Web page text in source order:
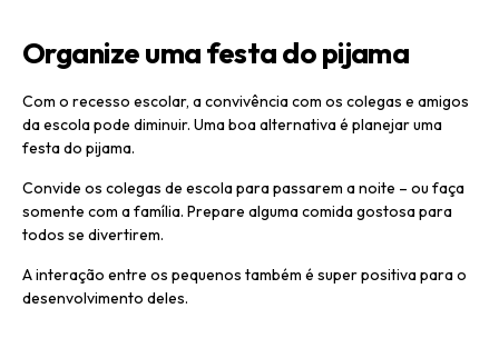
Organize uma festa do pijama
Com o recesso escolar, a convivência com os colegas e amigos
da escola pode diminuir. Uma boa alternativa é planejar uma
festa do pijama.
Convide os colegas de escola para passarem a noite – ou faça
somente com a família. Prepare alguma comida gostosa para
todos se divertirem.
A interação entre os pequenos também é super positiva para o
desenvolvimento deles.